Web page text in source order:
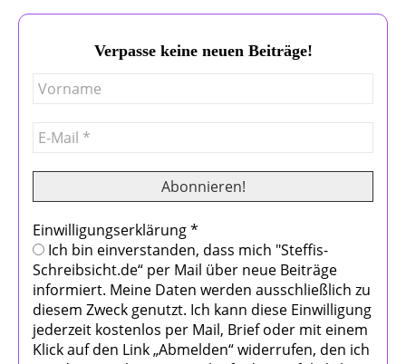
Verpasse keine neuen Beiträge!
Einwilligungserklärung*
Ich bin einverstanden, dass mich "Steffis-
Schreibsicht.de“ per Mail über neue Beiträge
informiert. Meine Daten werden ausschließlich zu
diesem Zweck genutzt. Ich kann diese Einwilligung
jederzeit kostenlos per Mail, Brief oder mit einem
Klick auf den Link „Abmelden“ widerrufen, den ich